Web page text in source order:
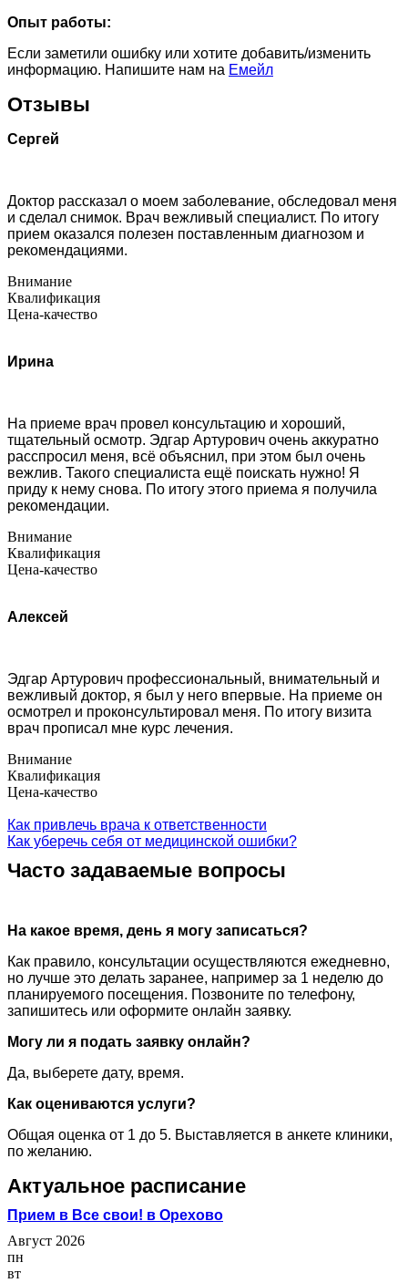
Опыт работы:
Если заметили ошибку или хотите добавить/изменить
информацию. Напишите нам на Емейл
Отзывы
Сергей
Доктор рассказал о моем заболевание, обследовал меня
и сделал снимок. Врач вежливый специалист. По итогу
прием оказался полезен поставленным диагнозом и
рекомендациями.
Внимание
Квалификация
Цена-качество
Ирина
На приеме врач провел консультацию и хороший,
тщательный осмотр. Эдгар Артурович очень аккуратно
расспросил меня, всё объяснил, при этом был очень
вежлив. Такого специалиста ещё поискать нужно! Я
приду к нему снова. По итогу этого приема я получила
рекомендации.
Внимание
Квалификация
Цена-качество
Алексей
Эдгар Артурович профессиональный, внимательный и
вежливый доктор, я был у него впервые. На приеме он
осмотрел и проконсультировал меня. По итогу визита
врач прописал мне курс лечения.
Внимание
Квалификация
Цена-качество
Как привлечь врача к ответственности
Как уберечь себя от медицинской ошибки?
Часто задаваемые вопросы
На какое время, день я могу записаться?
Как правило, консультации осуществляются ежедневно,
но лучше это делать заранее, например за 1 неделю до
планируемого посещения. Позвоните по телефону,
запишитесь или оформите онлайн заявку.
Могу ли я подать заявку онлайн?
Да, выберете дату, время.
Как оцениваются услуги?
Общая оценка от 1 до 5. Выставляется в анкете клиники,
по желанию.
Актуальное расписание
Прием в Все свои! в Орехово
Август 2026
пн
вт